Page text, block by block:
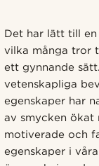
Det har lätt till
vilka många tror
ett gynnande
vetenskapliga
egenskaper har
av smycken ökat
motiverade och
egenskaper i